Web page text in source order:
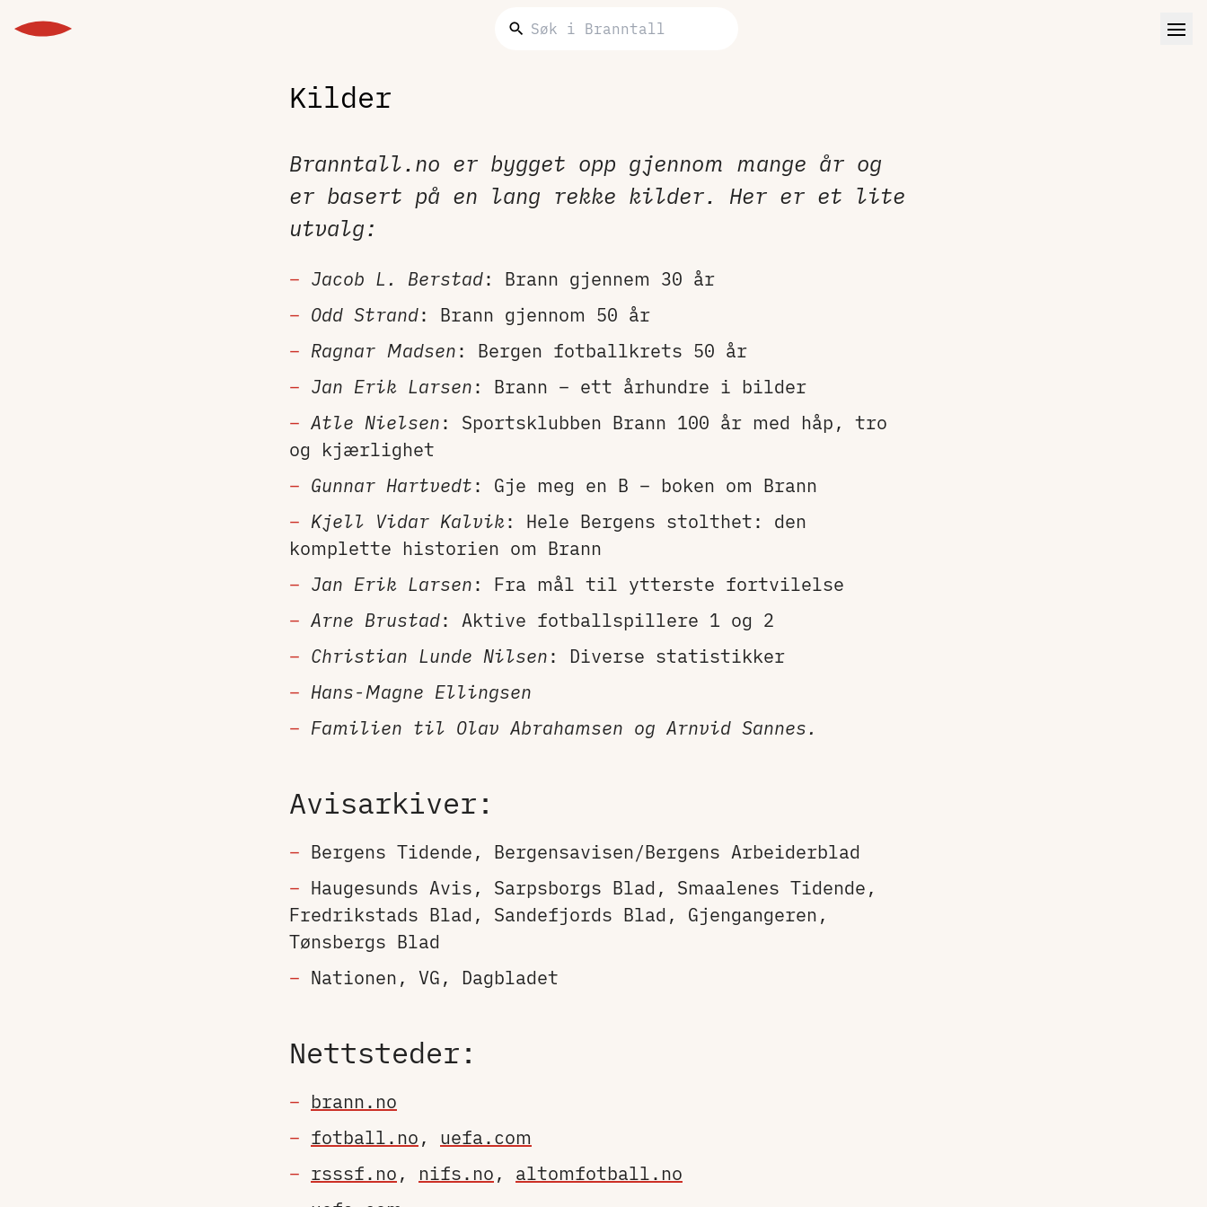
Kilder
Branntall.no er bygget opp gjennom mange år og
er basert på en lang rekke kilder. Her er et lite
utvalg:
Jacob L. Berstad: Brann gjennem 30 år
Odd Strand: Brann gjennom 50 år
Ragnar Madsen: Bergen fotballkrets 50 år
Jan Erik Larsen: Brann – ett århundre i bilder
Atle Nielsen: Sportsklubben Brann 100 år med håp, tro
og kjærlighet
Gunnar Hartvedt: Gje meg en B – boken om Brann
Kjell Vidar Kalvik: Hele Bergens stolthet: den
komplette historien om Brann
Jan Erik Larsen: Fra mål til ytterste fortvilelse
Arne Brustad: Aktive fotballspillere 1 og 2
Christian Lunde Nilsen: Diverse statistikker
Hans-Magne Ellingsen
Familien til Olav Abrahamsen og Arnvid Sannes.
Avisarkiver:
Bergens Tidende, Bergensavisen/Bergens Arbeiderblad
Haugesunds Avis, Sarpsborgs Blad, Smaalenes Tidende,
Fredrikstads Blad, Sandefjords Blad, Gjengangeren,
Tønsbergs Blad
Nationen, VG, Dagbladet
Nettsteder:
brann.no
fotball.no, uefa.com
rsssf.no, nifs.no, altomfotball.no